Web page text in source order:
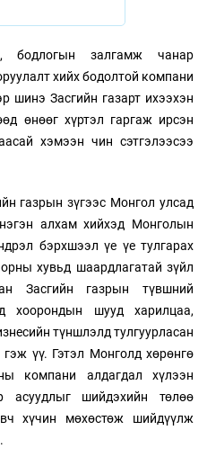
бодлогын залгамж чанар
хийх бодолтой компани
шинэ Засгийн газарт ихээхэн
өнөөг хүртэл гаргаж ирсэн
хэмээн чин сэтгэлээсээ
газрын зүгээс Монгол улсад
алхам хийхэд Монголын
бэрхшээл үе үе тулгарах
хувьд шаардлагатай зүйл
Засгийн газрын түвшний
хоорондын шууд харилцаа,
түншлэлд тулгуурласан
үү. Гэтэл Монголд хөрөнгө
компани алдагдал хүлээн
асуудлыг шийдэхийн төлөө
хүчин мөхөстөж шийдүүлж